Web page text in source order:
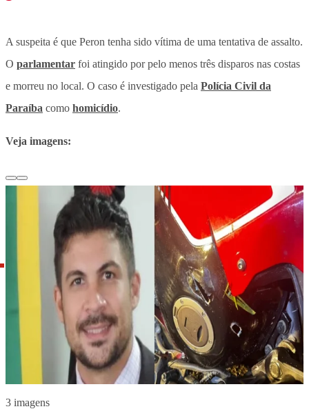
A suspeita é que Peron tenha sido vítima de uma tentativa de assalto.
O parlamentar foi atingido por pelo menos três disparos nas costas
e morreu no local. O caso é investigado pela Polícia Civil da
Paraíba como homicídio.
Veja imagens:
3 imagens